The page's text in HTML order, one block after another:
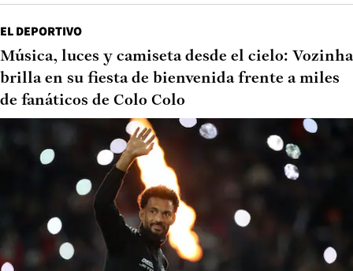
EL DEPORTIVO
Música, luces y camiseta desde el cielo: Vozinha
brilla en su fiesta de bienvenida frente a miles
de fanáticos de Colo Colo